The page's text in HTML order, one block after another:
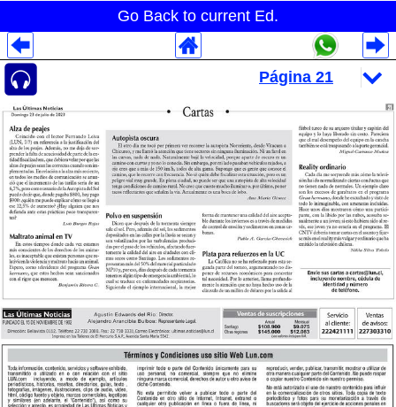
Go Back to current Ed.
Despliegues Analytics
Despliegues Totales
Despliegues por Rubros